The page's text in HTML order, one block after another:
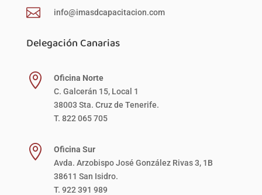
 info@imasdcapacitacion.com
Delegación Canarias

Oficina Norte
C. Galcerán 15, Local 1
38003 Sta. Cruz de Tenerife.
T. 822 065 705

Oficina Sur
Avda. Arzobispo José González Rivas 3, 1B
38611 San Isidro.
T. 922 391 989